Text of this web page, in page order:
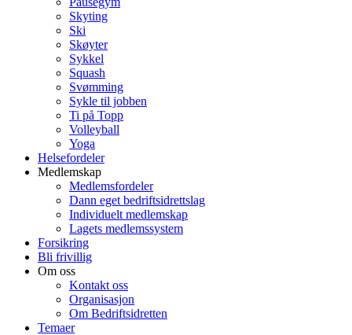
Skyting
Ski
Skøyter
Sykkel
Squash
Svømming
Sykle til jobben
Ti på Topp
Volleyball
Yoga
Helsefordeler
Medlemskap
Medlemsfordeler
Dann eget bedriftsidrettslag
Individuelt medlemskap
Lagets medlemssystem
Forsikring
Bli frivillig
Om oss
Kontakt oss
Organisasjon
Om Bedriftsidretten
Temaer